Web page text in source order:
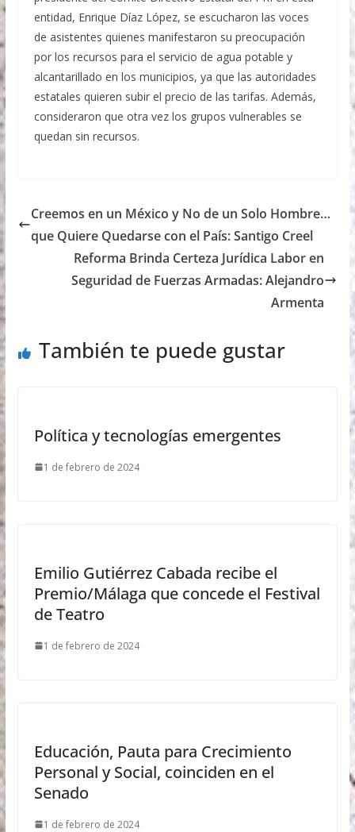
entidad, Enrique Díaz López, se escucharon las voces
de asistentes quienes manifestaron su preocupación
por los recursos para el servicio de agua potable y
alcantarillado en los municipios, ya que las autoridades
estatales quieren subir el precio de las tarifas. Además,
consideraron que otra vez los grupos vulnerables se
quedan sin recursos.
Creemos en un México y No de un Solo Hombre…
que Quiere Quedarse con el País: Santigo Creel
Reforma Brinda Certeza Jurídica Labor en
Seguridad de Fuerzas Armadas: Alejandro
Armenta
También te puede gustar
Política y tecnologías emergentes
1 de febrero de 2024
Emilio Gutiérrez Cabada recibe el
Premio/Málaga que concede el Festival
de Teatro
1 de febrero de 2024
Educación, Pauta para Crecimiento
Personal y Social, coinciden en el
Senado
1 de febrero de 2024